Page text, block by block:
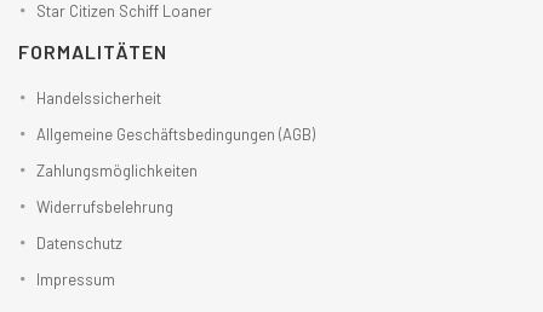
Star Citizen Schiff Loaner
FORMALITÄTEN
Handelssicherheit
Allgemeine Geschäftsbedingungen (AGB)
Zahlungsmöglichkeiten
Widerrufsbelehrung
Datenschutz
Impressum